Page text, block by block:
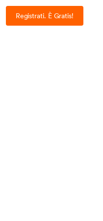
Registrati. È Gratis!